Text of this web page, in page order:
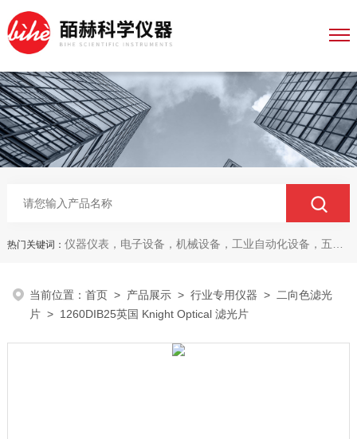
热门关键词： 仪器仪表，电子设备，机械设备，工业自动化设备，五金产品，电线电缆，金属材料，电子
当前位置：首页 > 产品展示 >行业专用仪器 > 二向色滤光
片 > 1260DIB25英国 Knight Optical 滤光片